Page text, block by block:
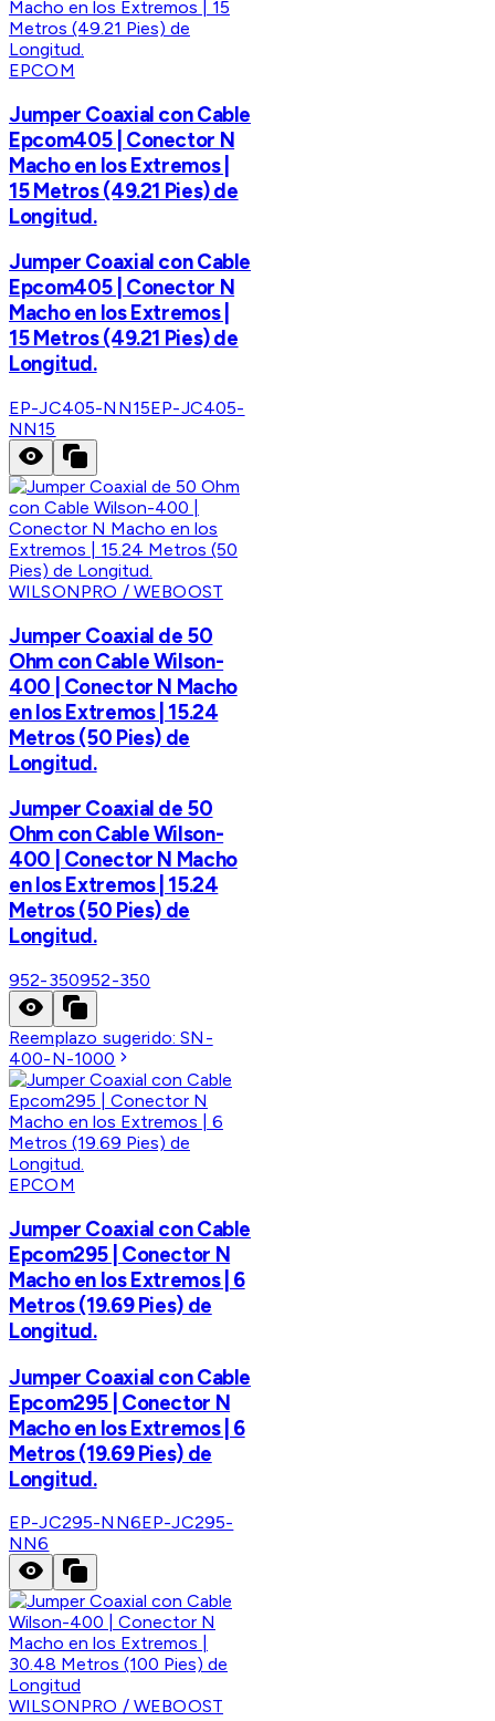
EPCOM
Jumper Coaxial con Cable
Epcom405 | Conector N
Macho en los Extremos |
15 Metros (49.21 Pies) de
Longitud.
Jumper Coaxial con Cable
Epcom405 | Conector N
Macho en los Extremos |
15 Metros (49.21 Pies) de
Longitud.
EP-JC405-NN15EP-JC405-
NN15
WILSONPRO / WEBOOST
Jumper Coaxial de 50
Ohm con Cable Wilson-
400 | Conector N Macho
en los Extremos | 15.24
Metros (50 Pies) de
Longitud.
Jumper Coaxial de 50
Ohm con Cable Wilson-
400 | Conector N Macho
en los Extremos | 15.24
Metros (50 Pies) de
Longitud.
952-350952-350
Reemplazo sugerido:SN-
400-N-1000
EPCOM
Jumper Coaxial con Cable
Epcom295 | Conector N
Macho en los Extremos | 6
Metros (19.69 Pies) de
Longitud.
Jumper Coaxial con Cable
Epcom295 | Conector N
Macho en los Extremos | 6
Metros (19.69 Pies) de
Longitud.
EP-JC295-NN6EP-JC295-
NN6
WILSONPRO / WEBOOST